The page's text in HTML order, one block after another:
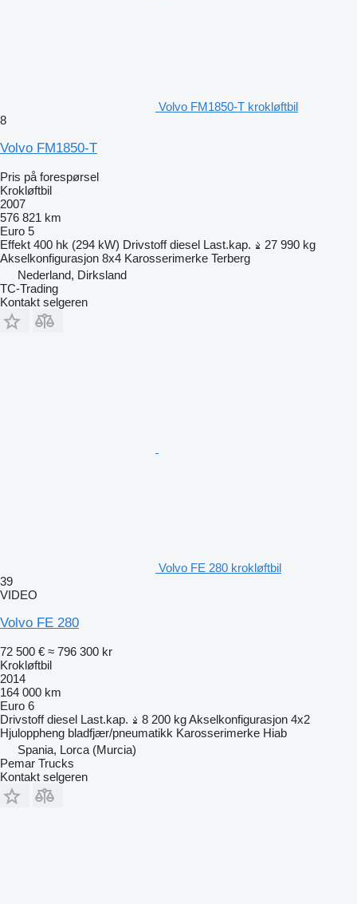
Volvo FM1850-T krokløftbil
8
Volvo FM1850-T
Pris på forespørsel
Krokløftbil
2007
576 821 km
Euro 5
Effekt 400 hk (294 kW) Drivstoff diesel Last.kap.
27 990 kg
Akselkonfigurasjon 8x4 Karosserimerke Terberg
Nederland, Dirksland
TC-Trading
Kontakt selgeren
Volvo FE 280 krokløftbil
39
VIDEO
Volvo FE 280
72 500 € ≈ 796 300 kr
Krokløftbil
2014
164 000 km
Euro 6
Drivstoff diesel Last.kap. 8 200 kgAkselkonfigurasjon 4x2
Hjuloppheng bladfjær/pneumatikk Karosserimerke Hiab
Spania, Lorca (Murcia)
Pemar Trucks
Kontakt selgeren